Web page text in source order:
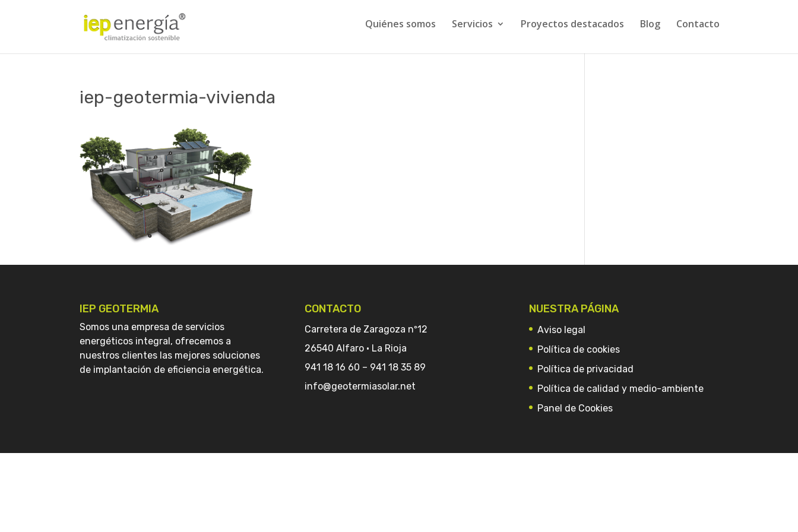
Quiénes somos Servicios Proyectos destacados Blog Contacto
iep-geotermia-vivienda
IEP GEOTERMIA
Somos una empresa de servicios
energéticos integral, ofrecemos a
nuestros clientes las mejores soluciones
de implantación de eficiencia energética.
CONTACTO
Carretera de Zaragoza nº12
26540 Alfaro · La Rioja
941 18 16 60 – 941 18 35 89
info@geotermiasolar.net
NUESTRA PÁGINA
Aviso legal
Política de cookies
Política de privacidad
Política de calidad y medio-ambiente
Panel de Cookies